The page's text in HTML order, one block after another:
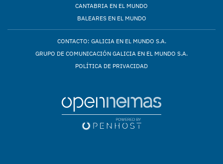
CANTABRIA EN EL MUNDO
BALEARES EN EL MUNDO
CONTACTO: GALICIA EN EL MUNDO S.A.
GRUPO DE COMUNICACIÓN GALICIA EN EL MUNDO S.A.
POLÍTICA DE PRIVACIDAD